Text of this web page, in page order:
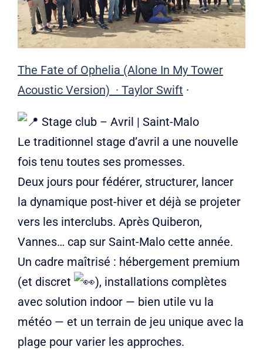
Liens
Contact
The Fate of Ophelia (Alone In My Tower
Acoustic Version) · Taylor Swift ·
Stage club – Avril | Saint-Malo
Le traditionnel stage d’avril a une nouvelle
fois tenu toutes ses promesses.
Deux jours pour fédérer, structurer, lancer
la dynamique post-hiver et déjà se projeter
vers les interclubs. Après Quiberon,
Vannes… cap sur Saint-Malo cette année.
Un cadre maîtrisé : hébergement premium
(et discret
), installations complètes
avec solution indoor — bien utile vu la
météo — et un terrain de jeu unique avec la
plage pour varier les approches.